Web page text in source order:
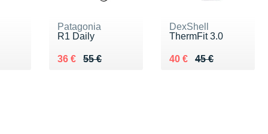
Patagonia
R1 Daily
55 €
Au lieu de 55 €
36 €
Vendu 36 €
DexShell
ThermFit 3.0
45 €
Au lieu de 45 €
40 €
Vendu 40 €